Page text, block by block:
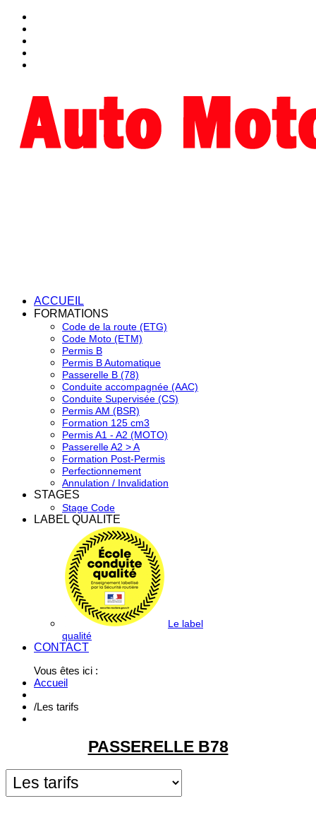
ACCUEIL
FORMATIONS
Code de la route (ETG)
Code Moto (ETM)
Permis B
Permis B Automatique
Passerelle B (78)
Conduite accompagnée (AAC)
Conduite Supervisée (CS)
Permis AM (BSR)
Formation 125 cm3
Permis A1 - A2 (MOTO)
Passerelle A2 > A
Formation Post-Permis
Perfectionnement
Annulation / Invalidation
STAGES
Stage Code
LABEL QUALITE
Le label
qualité
CONTACT
Vous êtes ici :
Accueil
/Les tarifs
PASSERELLE B78